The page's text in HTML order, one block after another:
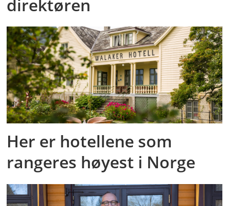
direktøren
Her er hotellene som
rangeres høyest i Norge